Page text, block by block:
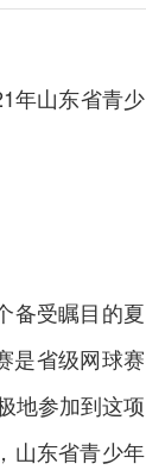
年山东省青少
备受瞩目的夏
是省级网球赛
地参加到这项
山东省青少年